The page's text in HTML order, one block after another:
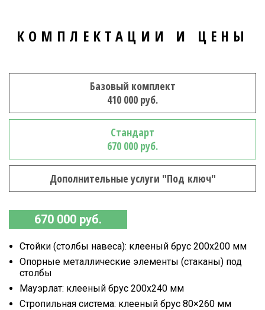
КОМПЛЕКТАЦИИ И ЦЕНЫ
Базовый комплект
410 000 руб.
Стандарт
670 000 руб.
Дополнительные услуги "Под ключ"
670 000 руб.
Стойки (столбы навеса): клееный брус 200х200 мм
Опорные металлические элементы (стаканы) под
столбы
Мауэрлат: клееный брус 200х240 мм
Стропильная система: клееный брус 80×260 мм